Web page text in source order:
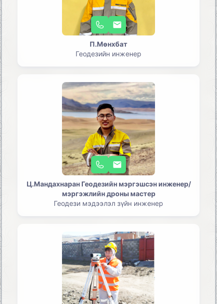
П.Мөнхбат
Геодезийн инженер
Ц.Мандахнаран Геодезийн мэргэшсэн инженер/
мэргэжлийн дроны мастер
Геодези мэдээлэл зүйн инженер